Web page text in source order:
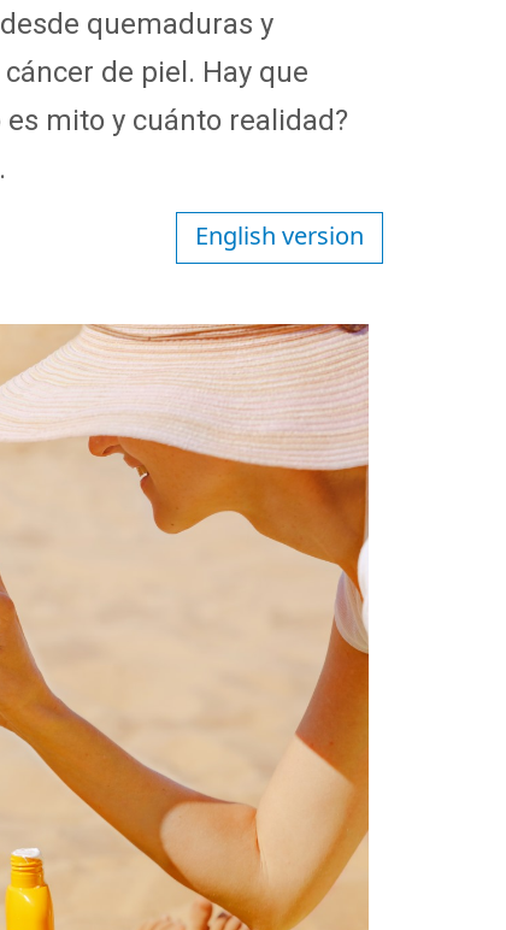
quemaduras y
de piel. Hay que
mito y cuánto realidad?
English version